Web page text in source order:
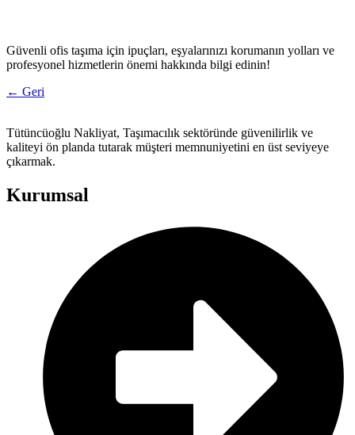
Güvenli ofis taşıma için ipuçları, eşyalarınızı korumanın yolları ve
profesyonel hizmetlerin önemi hakkında bilgi edinin!
← Geri
Tütüncüoğlu Nakliyat, Taşımacılık sektöründe güvenilirlik ve
kaliteyi ön planda tutarak müşteri memnuniyetini en üst seviyeye
çıkarmak.
Kurumsal